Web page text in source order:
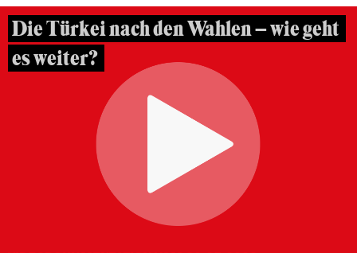
Die Türkei nach den Wahlen – wie geht
es weiter?